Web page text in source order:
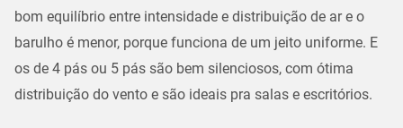
bom equilíbrio entre intensidade e distribuição de ar e o
barulho é menor, porque funciona de um jeito uniforme. E
os de 4 pás ou 5 pás são bem silenciosos, com ótima
distribuição do vento e são ideais pra salas e escritórios.